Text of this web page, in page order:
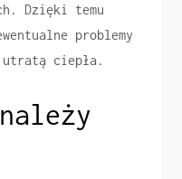
Dzięki temu
problemy
utratą ciepła.